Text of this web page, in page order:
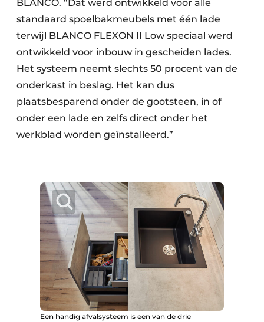
BLANCO. “Dat werd ontwikkeld voor alle
standaard spoelbakmeubels met één lade
terwijl BLANCO FLEXON II Low speciaal werd
ontwikkeld voor inbouw in gescheiden lades.
Het systeem neemt slechts 50 procent van de
onderkast in beslag. Het kan dus
plaatsbesparend onder de gootsteen, in of
onder een lade en zelfs direct onder het
werkblad worden geïnstalleerd.”
Een handig afvalsysteem is een van de drie